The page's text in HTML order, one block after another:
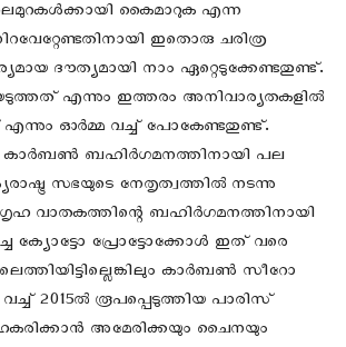
കൈമാറുക എന്ന
ഇതൊരു ചരിത്ര
ദൗത്യമായി നാം ഏറ്റെടുക്കേണ്ടതുണ്ട്.
എന്നും ഇത്തരം അനിവാര്യതകളിൽ
എന്നും ഓർമ്മ വച്ച് പോകേണ്ടതുണ്ട്.
ബഹിർഗമനത്തിനായി പല
സഭയുടെ നേതൃത്വത്തിൽ നടന്നു
വാതകത്തിന്റെ ബഹിർഗമനത്തിനായി
ക്യോട്ടോ പ്രോട്ടോക്കോൾ ഇത് വരെ
കാർബൺ സീറോ
2015ൽ രൂപപ്പെടുത്തിയ പാരിസ്
അമേരിക്കയും ചൈനയും